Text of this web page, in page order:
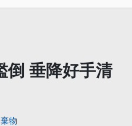
倒 垂降好手清
物